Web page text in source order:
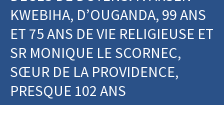
KWEBIHA, D’OUGANDA, 99 ANS
ET 75 ANS DE VIE RELIGIEUSE ET
SR MONIQUE LE SCORNEC,
SŒUR DE LA PROVIDENCE,
PRESQUE 102 ANS